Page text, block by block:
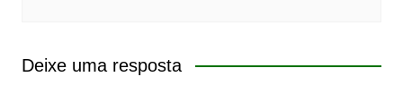
Deixe uma resposta